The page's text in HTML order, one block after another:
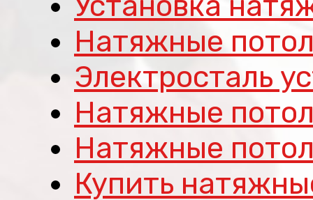
Натяжные
Электросталь
Натяжные
Натяжные
Купить